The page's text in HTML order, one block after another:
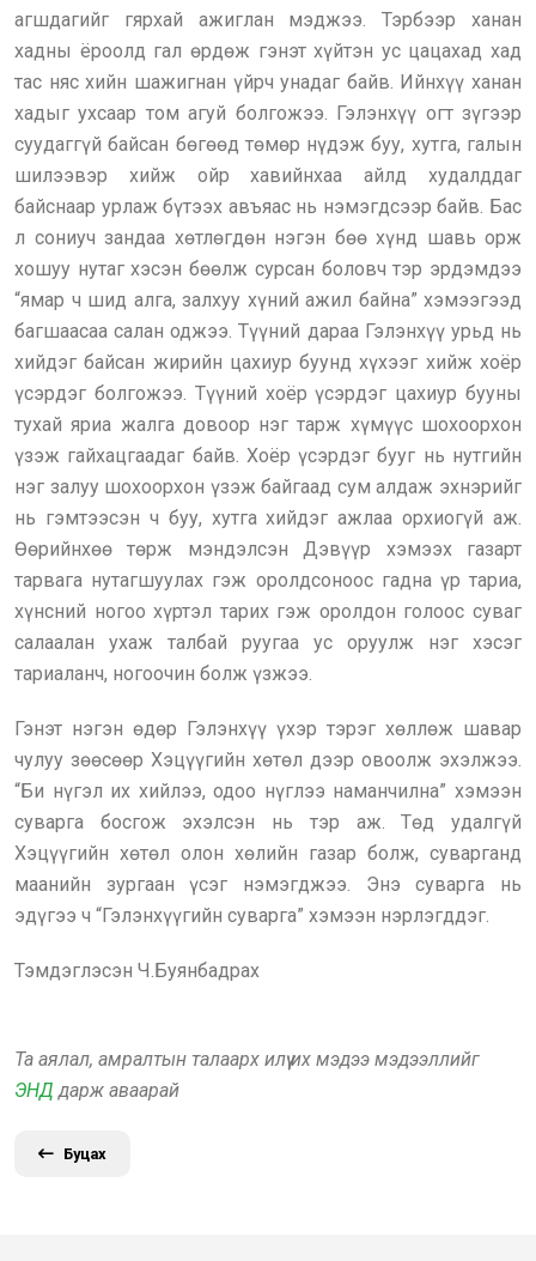
агшдагийг гярхай ажиглан мэджээ. Тэрбээр ханан
хадны ёроолд гал өрдөж гэнэт хүйтэн ус цацахад хад
тас няс хийн шажигнан үйрч унадаг байв. Ийнхүү ханан
хадыг ухсаар том агуй болгожээ. Гэлэнхүү огт зүгээр
суудаггүй байсан бөгөөд төмөр нүдэж буу, хутга, галын
шилээвэр хийж ойр хавийнхаа айлд худалддаг
байснаар урлаж бүтээх авъяас нь нэмэгдсээр байв. Бас
л сониуч зандаа хөтлөгдөн нэгэн бөө хүнд шавь орж
хошуу нутаг хэсэн бөөлж сурсан боловч тэр эрдэмдээ
“ямар ч шид алга, залхуу хүний ажил байна” хэмээгээд
багшаасаа салан оджээ. Түүний дараа Гэлэнхүү урьд нь
хийдэг байсан жирийн цахиур буунд хүхээг хийж хоёр
үсэрдэг болгожээ. Түүний хоёр үсэрдэг цахиур бууны
тухай яриа жалга довоор нэг тарж хүмүүс шохоорхон
үзэж гайхацгаадаг байв. Хоёр үсэрдэг бууг нь нутгийн
нэг залуу шохоорхон үзэж байгаад сум алдаж эхнэрийг
нь гэмтээсэн ч буу, хутга хийдэг ажлаа орхиогүй аж.
Өөрийнхөө төрж мэндэлсэн Дэвүүр хэмээх газарт
тарвага нутагшуулах гэж оролдсоноос гадна үр тариа,
хүнсний ногоо хүртэл тарих гэж оролдон голоос суваг
салаалан ухаж талбай руугаа ус оруулж нэг хэсэг
тариаланч, ногоочин болж үзжээ.
Гэнэт нэгэн өдөр Гэлэнхүү үхэр тэрэг хөллөж шавар
чулуу зөөсөөр Хэцүүгийн хөтөл дээр овоолж эхэлжээ.
“Би нүгэл их хийлээ, одоо нүглээ наманчилна” хэмээн
суварга босгож эхэлсэн нь тэр аж. Төд удалгүй
Хэцүүгийн хөтөл олон хөлийн газар болж, суварганд
маанийн зургаан үсэг нэмэгджээ. Энэ суварга нь
эдүгээ ч “Гэлэнхүүгийн суварга” хэмээн нэрлэгддэг.
Тэмдэглэсэн Ч.Буянбадрах
Та аялал, амралтын талаарх илүү их мэдээ мэдээллийг
ЭНД дарж аваарай
Буцах